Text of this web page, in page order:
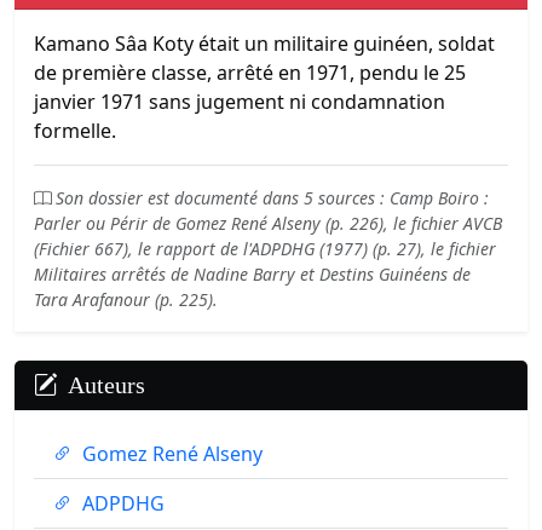
Kamano Sâa Koty était un militaire guinéen, soldat
de première classe, arrêté en 1971, pendu le 25
janvier 1971 sans jugement ni condamnation
formelle.
Son dossier est documenté dans 5 sources : Camp Boiro :
Parler ou Périr de Gomez René Alseny (p. 226), le fichier AVCB
(Fichier 667), le rapport de l'ADPDHG (1977) (p. 27), le fichier
Militaires arrêtés de Nadine Barry et Destins Guinéens de
Tara Arafanour (p. 225).
Auteurs
Gomez René Alseny
ADPDHG